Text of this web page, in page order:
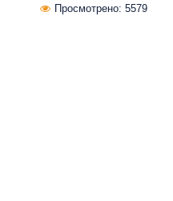
Просмотрено: 5579